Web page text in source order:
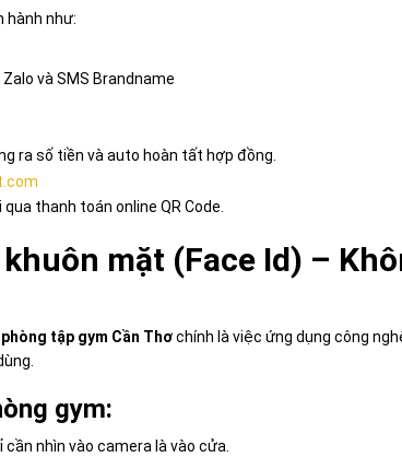
hành như:
và SMS Brandname
ra số tiền và auto hoàn tất hợp đồng.
thanh toán online QR Code.
mặt (Face Id) –
phòng tập gym Cần Thơchính là việc ứng dụng công
gym:
nhìn vào camera là vào cửa.